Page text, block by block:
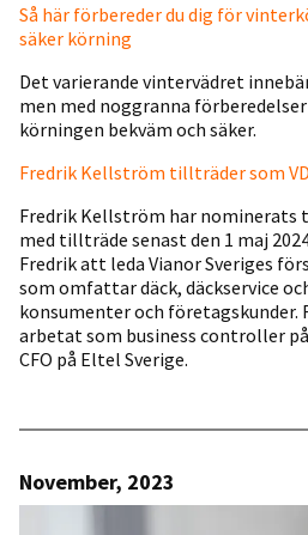
Så här förbereder du dig för
säker körning
Det varierande vintervädret
men med noggranna
körningen bekväm och säker.
Fredrik Kellström tillträder som
Fredrik Kellström har nominerats
med tillträde senast den 1 maj
Fredrik att leda Vianor Sveriges
som omfattar däck, däckservice
konsumenter och företagskunder.
arbetat som business controller
CFO på Eltel Sverige.
November, 2023